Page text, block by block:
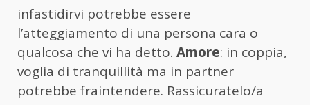
infastidirvi potrebbe essere
l’atteggiamento di una persona cara o
qualcosa che vi ha detto. Amore: in coppia,
voglia di tranquillità ma in partner
potrebbe fraintendere. Rassicuratelo/a